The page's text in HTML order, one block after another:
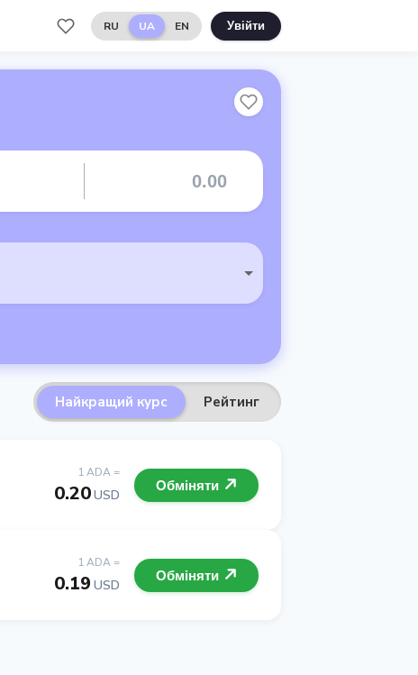
RU UA EN Увійти
Найкращий курс Рейтинг
1 ADA =
0.20USD
Обміняти
1 ADA =
0.19 USD
Обміняти